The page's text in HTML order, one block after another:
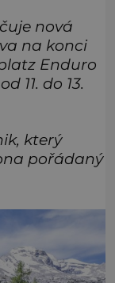
nová
na konci
Enduro
11. do 13.
který
pořádaný